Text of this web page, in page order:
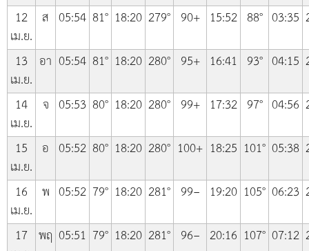
12
เม.ย.
ส 05:54 81° 18:20 279° 90+ 15:52 88° 03:35
13
เม.ย.
อา 05:54 81° 18:20 280° 95+ 16:41 93° 04:15
14
เม.ย.
จ 05:53 80° 18:20 280° 99+ 17:32 97° 04:56
15
เม.ย.
อ 05:52 80° 18:20 280° 100+ 18:25 101° 05:38
16
เม.ย.
พ 05:52 79° 18:20 281° 99− 19:20 105° 06:23
17 พฤ 05:51 79° 18:20 281° 96− 20:16 107° 07:12